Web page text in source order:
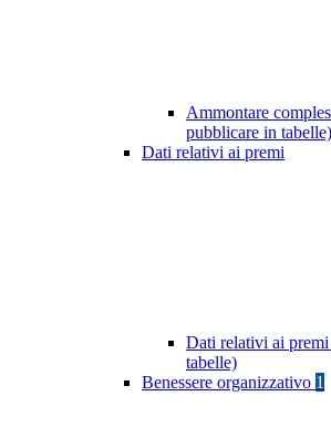
Ammontare
pubblicare in tabelle)
Dati relativi ai premi
Dati relativi ai
tabelle)
Benessere organizzativo 1